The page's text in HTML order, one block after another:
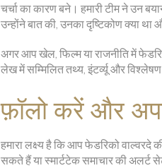
चर्चा का कारण बने। हमारी टीम ने उन
उन्होंने बात की, उनका दृष्टिकोण क्या
अगर आप खेल, फिल्म या राजनीति में
लेख में सम्मिलित तथ्य, इंटर्व्यू और
फ़ॉलो करें और
हमारा लक्ष्य है कि आप फेडरिको
सकते हैं या स्मार्टटेक समाचार की अलर्ट